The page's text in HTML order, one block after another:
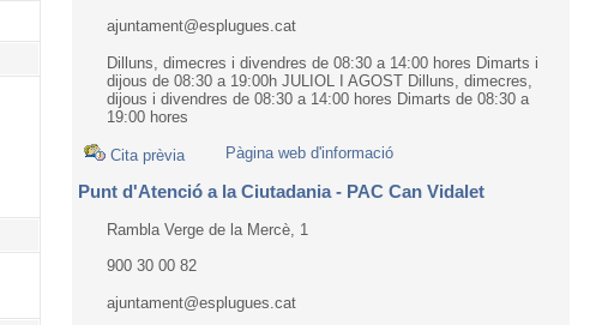
ajuntament@esplugues.cat
Dilluns, dimecres i divendres de 08:30 a 14:00 hores Dimarts i
dijous de 08:30 a 19:00h JULIOL I AGOST Dilluns, dimecres,
dijous i divendres de 08:30 a 14:00 hores Dimarts de 08:30 a
19:00 hores
Cita prèvia Pàgina web d'informació
Punt d'Atenció a la Ciutadania - PAC Can Vidalet
Rambla Verge de la Mercè, 1
900 30 00 82
ajuntament@esplugues.cat